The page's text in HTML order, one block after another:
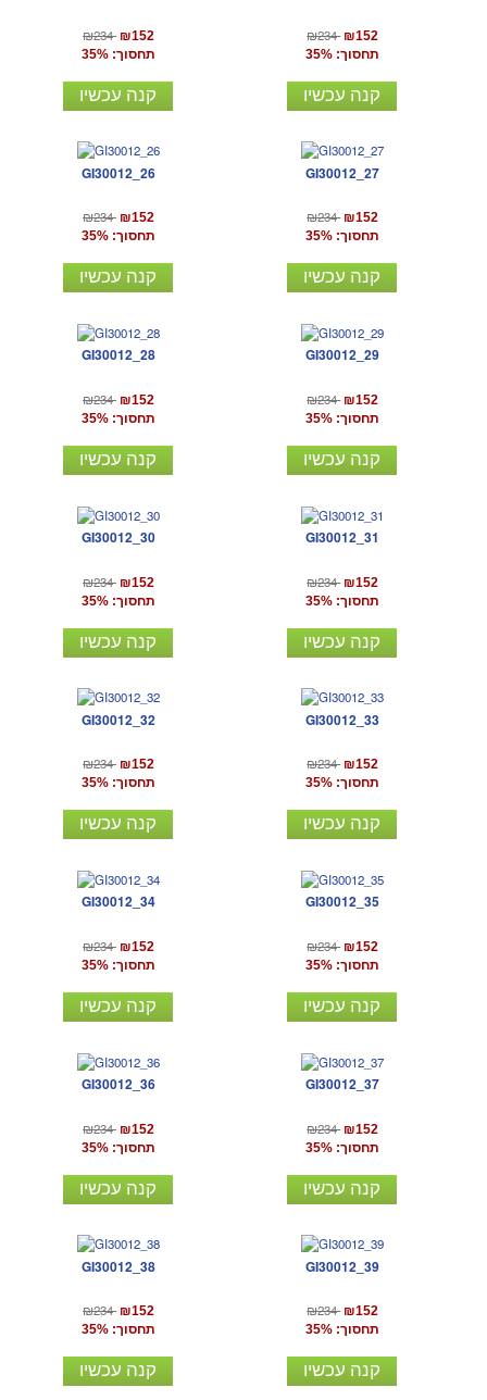
₪234 ₪152
תחסוך: 35%
קנה עכשיו
₪234 ₪152
תחסוך: 35%
קנה עכשיו
GI30012_26
₪234 ₪152
תחסוך: 35%
קנה עכשיו
GI30012_27
₪234 ₪152
תחסוך: 35%
קנה עכשיו
GI30012_28
₪234 ₪152
תחסוך: 35%
קנה עכשיו
GI30012_29
₪234 ₪152
תחסוך: 35%
קנה עכשיו
GI30012_30
₪234 ₪152
תחסוך: 35%
קנה עכשיו
GI30012_31
₪234 ₪152
תחסוך: 35%
קנה עכשיו
GI30012_32
₪234 ₪152
תחסוך: 35%
קנה עכשיו
GI30012_33
₪234 ₪152
תחסוך: 35%
קנה עכשיו
GI30012_34
₪234 ₪152
תחסוך: 35%
קנה עכשיו
GI30012_35
₪234 ₪152
תחסוך: 35%
קנה עכשיו
GI30012_36
₪234 ₪152
תחסוך: 35%
קנה עכשיו
GI30012_37
₪234 ₪152
תחסוך: 35%
קנה עכשיו
GI30012_38
₪234 ₪152
תחסוך: 35%
קנה עכשיו
GI30012_39
₪234 ₪152
תחסוך: 35%
קנה עכשיו